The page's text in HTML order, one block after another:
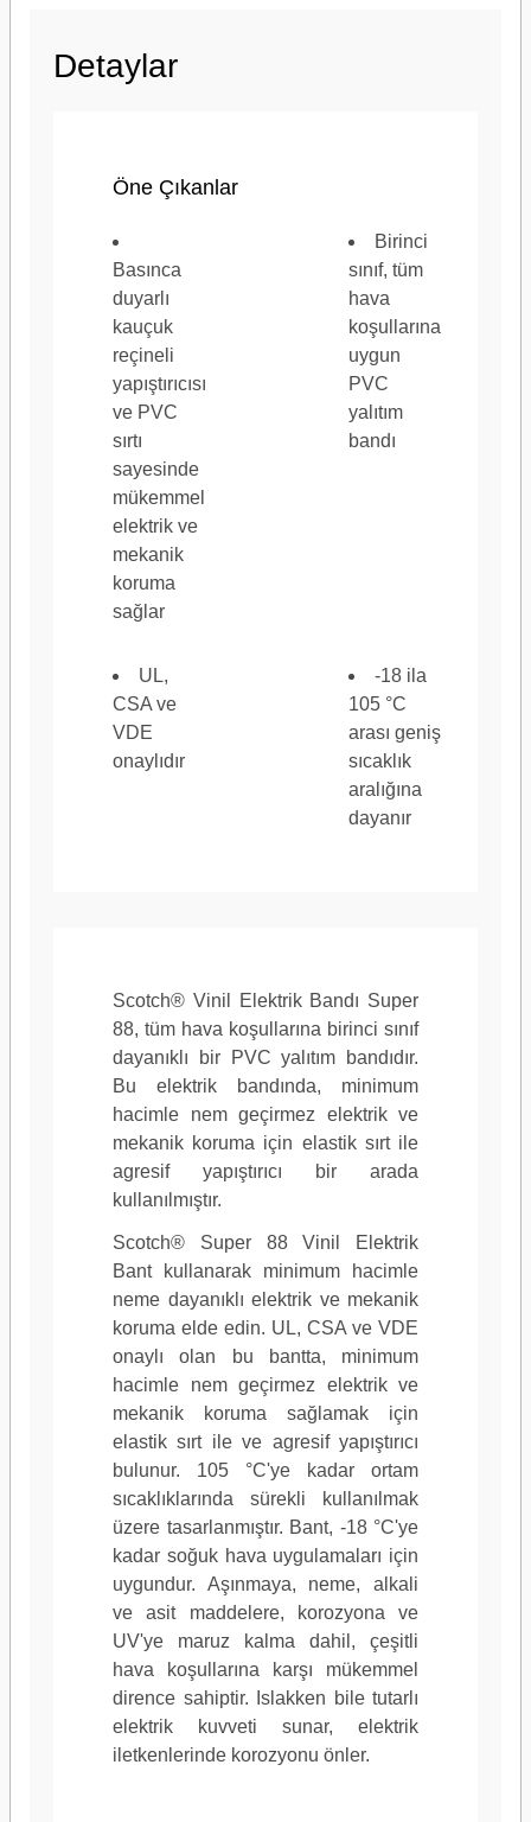
Uygulamalar
Yapıştırıcı Tipi
Çekme Direnci (Metrik)
Ürün Rengi
Detaylar
Öne Çıkanlar
Basınca
duyarlı
kauçuk
reçineli
yapıştırıcısı
ve PVC
sırtı
sayesinde
mükemmel
elektrik ve
mekanik
koruma
sağlar
Birinci
sınıf, tüm
hava
koşullarına
uygun
PVC
yalıtım
bandı
UL,
CSA ve
VDE
onaylıdır
-18 ila
105 °C
arası geniş
sıcaklık
aralığına
dayanır
Scotch® Vinil Elektrik Bandı Super
88, tüm hava koşullarına birinci sınıf
dayanıklı bir PVC yalıtım bandıdır.
Bu elektrik bandında, minimum
hacimle nem geçirmez elektrik ve
mekanik koruma için elastik sırt ile
agresif yapıştırıcı bir arada
kullanılmıştır.
Scotch® Super 88 Vinil Elektrik
Bant kullanarak minimum hacimle
neme dayanıklı elektrik ve mekanik
koruma elde edin. UL, CSA ve VDE
onaylı olan bu bantta, minimum
hacimle nem geçirmez elektrik ve
mekanik koruma sağlamak için
elastik sırt ile ve agresif yapıştırıcı
bulunur. 105 °C'ye kadar ortam
sıcaklıklarında sürekli kullanılmak
üzere tasarlanmıştır. Bant, -18 °C'ye
kadar soğuk hava uygulamaları için
uygundur. Aşınmaya, neme, alkali
ve asit maddelere, korozyona ve
UV'ye maruz kalma dahil, çeşitli
hava koşullarına karşı mükemmel
dirence sahiptir. Islakken bile tutarlı
elektrik kuvveti sunar, elektrik
iletkenlerinde korozyonu önler.